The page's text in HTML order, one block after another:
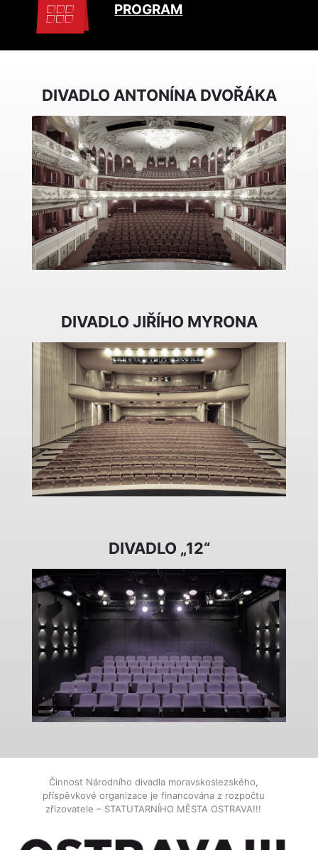
PROGRAM
DIVADLO ANTONÍNA DVOŘÁKA
DIVADLO JIŘÍHO MYRONA
DIVADLO „12“
Činnost Národního divadla moravskoslezského,
příspěvkové organizace je financována z rozpočtu
zřizovatele – STATUTARNÍHO MĚSTA OSTRAVA!!!